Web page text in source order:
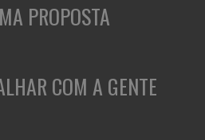
PROPOSTA
COM A GENTE